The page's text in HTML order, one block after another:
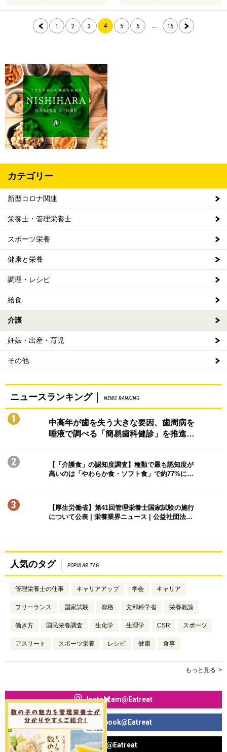
1 2 3 4 5 6 ... 16
カテゴリー
新型コロナ関連
栄養士・管理栄養士
スポーツ栄養
健康と栄養
調理・レシピ
給食
介護
妊娠・出産・育児
その他
ニュースランキング NEWS RANKING
1
中高年が歯を失う大きな要因、歯周病を
唾液で調べる「簡易歯科健診」を推進…
2
【「介護食」の認知度調査】種類で最も認知度が
高いのは「やわらか食・ソフト食」で約77%に…
3
【厚生労働省】第41回管理栄養士国家試験の施行
について公表 | 栄養業界ニュース | 公益社団法…
人気のタグ POPULAR TAG
管理栄養士の仕事 キャリアアップ 学会 キャリア
フリーランス 国家試験 資格 文部科学省 栄養教諭
働き方 国民栄養調査 生化学 生理学 CSR スポーツ
アスリート スポーツ栄養 レシピ 健康 食事
もっと見る
Instagram@Eatreat
Facebook@Eatreat
X@Eatreat